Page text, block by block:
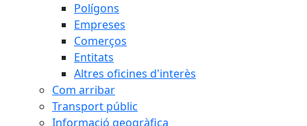
Polígons
Empreses
Comerços
Entitats
Altres oficines d'interès
Com arribar
Transport públic
Informació geogràfica